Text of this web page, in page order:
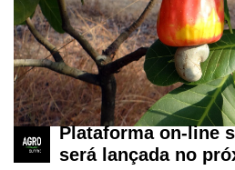
Plataforma on-line
será lançada no